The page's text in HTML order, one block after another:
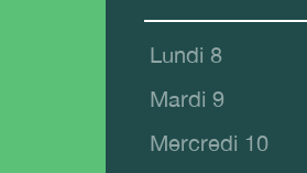
Lundi 8
Mardi 9
Mercredi 10